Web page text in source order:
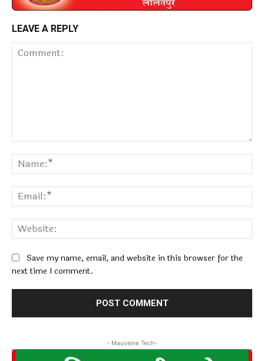
LEAVE A REPLY
Save my name, email, and website in this browser for the
next time I comment.
- Mauveine Tech-